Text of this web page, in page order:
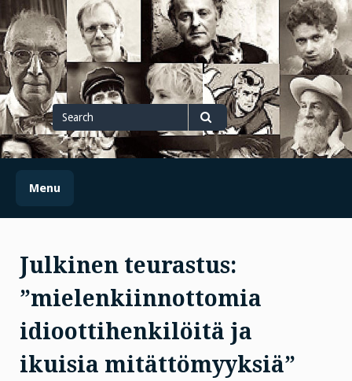
Skip
to
content
Search
for
Search
Menu
Julkinen teurastus:
”mielenkiinnottomia
idioottihenkilöitä ja
ikuisia mitättömyyksiä”